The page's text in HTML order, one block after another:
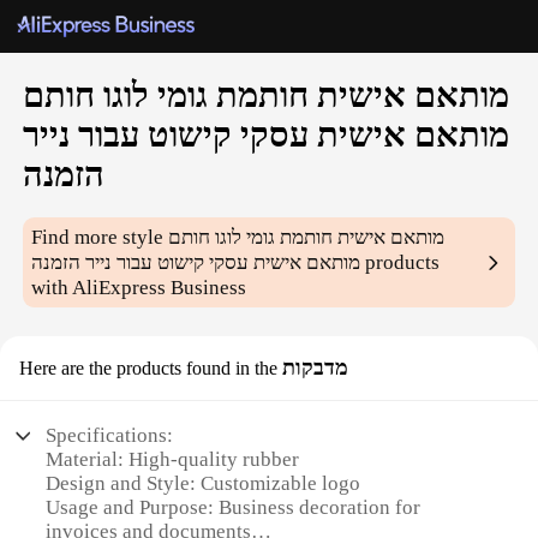
מותאם אישית חותמת גומי לוגו חותם
מותאם אישית עסקי קישוט עבור נייר
הזמנה
Find more style מותאם אישית חותמת גומי לוגו חותם
מותאם אישית עסקי קישוט עבור נייר הזמנה products
with AliExpress Business
Here are the products found in the מדבקות
Specifications:
Material: High-quality rubber
Design and Style: Customizable logo
Usage and Purpose: Business decoration for
invoices and documents